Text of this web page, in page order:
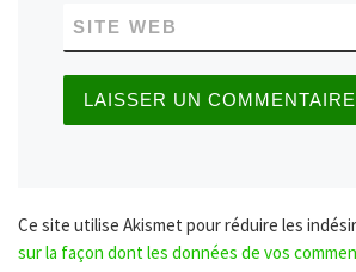
SITE WEB
Ce site utilise Akismet pour réduire les
sur la façon dont les données de vos